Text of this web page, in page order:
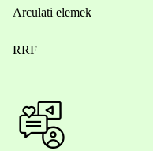
Arculati elemek
RRF